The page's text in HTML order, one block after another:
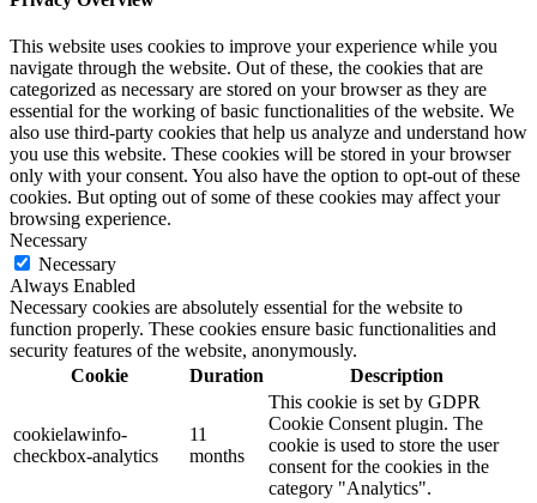
This website uses cookies to improve your experience while you
navigate through the website. Out of these, the cookies that are
categorized as necessary are stored on your browser as they are
essential for the working of basic functionalities of the website. We
also use third-party cookies that help us analyze and understand how
you use this website. These cookies will be stored in your browser
only with your consent. You also have the option to opt-out of these
cookies. But opting out of some of these cookies may affect your
browsing experience.
Necessary
Necessary
Always Enabled
Necessary cookies are absolutely essential for the website to
function properly. These cookies ensure basic functionalities and
security features of the website, anonymously.
Cookie
Duration Description
cookielawinfo-
checkbox-analytics
11
months
This cookie is set by GDPR
Cookie Consent plugin. The
cookie is used to store the user
consent for the cookies in the
category "Analytics".